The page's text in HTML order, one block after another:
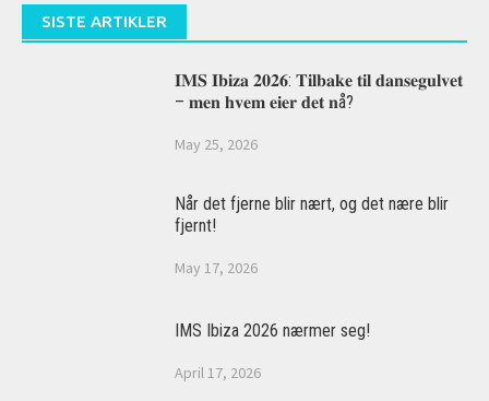
SISTE ARTIKLER
𝐈𝐌𝐒 𝐈𝐛𝐢𝐳𝐚 𝟐𝟎𝟐𝟔: 𝐓𝐢𝐥𝐛𝐚𝐤𝐞 𝐭𝐢𝐥 𝐝𝐚𝐧𝐬𝐞𝐠𝐮𝐥𝐯𝐞𝐭
– 𝐦𝐞𝐧 𝐡𝐯𝐞𝐦 𝐞𝐢𝐞𝐫 𝐝𝐞𝐭 𝐧å?
May 25, 2026
Når det fjerne blir nært, og det nære blir
fjernt!
May 17, 2026
IMS Ibiza 2026 nærmer seg!
April 17, 2026